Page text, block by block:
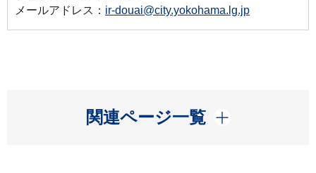
メールアドレス： ir-douai@city.yokohama.lg.jp
関連ページ一覧
開く